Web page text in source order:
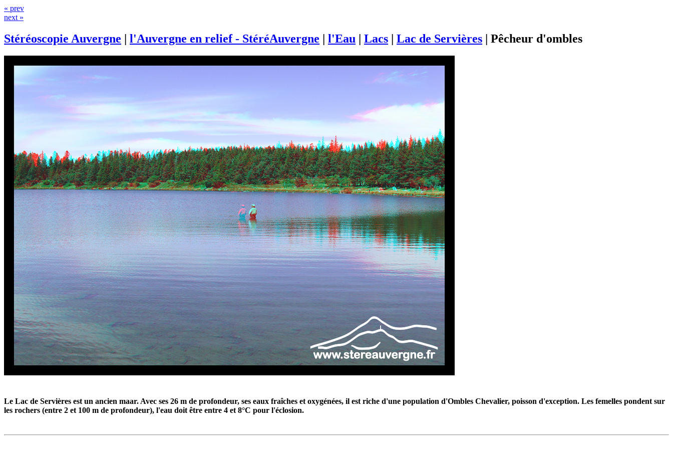
« prev
next »
Stéréoscopie Auvergne | l'Auvergne en relief - StéréAuvergne | l'Eau | Lacs | Lac de Servières | Pêcheur d'ombles
Le Lac de Servières est un ancien maar. Avec ses 26 m de profondeur, ses eaux fraîches et oxygénées, il est riche d'une population d'Ombles Chevalier, poisson d'exception. Les femelles pondent sur
les rochers (entre 2 et 100 m de profondeur), l'eau doit être entre 4 et 8°C pour l'éclosion.